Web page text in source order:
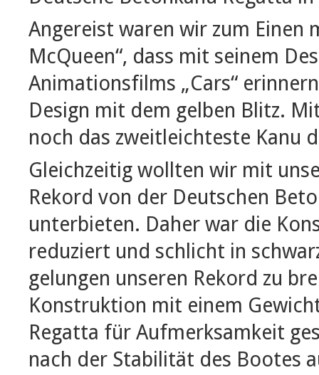
Angereist waren wir zum Einen
McQueen“, dass mit seinem
Animationsfilms „Cars“
Design mit dem gelben Blitz.
noch das zweitleichteste Kanu
Gleichzeitig wollten wir mit
Rekord von der Deutschen
unterbieten. Daher war die
reduziert und schlicht in
gelungen unseren Rekord zu
Konstruktion mit einem
Regatta für Aufmerksamkeit
nach der Stabilität des Bootes